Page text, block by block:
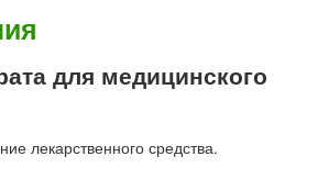
для медицинского
лекарственного средства.